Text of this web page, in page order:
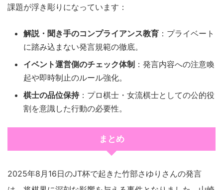
課題が浮き彫りになっています：
解説・聞き手のコンプライアンス教育 ：プライベート
に踏み込まない発言規範の徹底。
イベント運営側のチェック体制 ：発言内容への注意喚
起や即時制止のルール強化。
棋士の品位保持：プロ棋士・女流棋士としての公的役
割を意識した行動の必要性。
まとめ
2025年8月16日のJT杯で起きた竹部さゆりさんの発言